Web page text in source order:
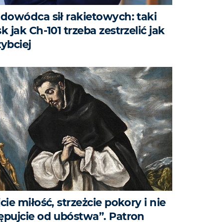
dowódca sił rakietowych: taki
jak Ch-101 trzeba zestrzelić jak
miłość, strzeżcie pokory i nie
od ubóstwa”. Patron